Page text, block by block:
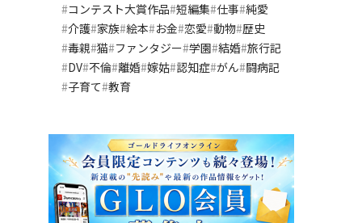
コンテスト大賞作品 短編集 仕事 純愛
介護 家族 絵本 お金 恋愛 動物 歴史
毒親 猫 ファンタジー 学園 結婚 旅行記
DV 不倫 離婚 嫁姑 認知症 がん 闘病記
子育て 教育